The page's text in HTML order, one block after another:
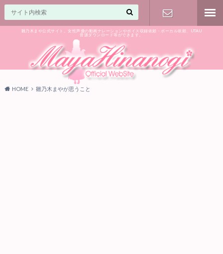
雛乃木まや公式サイト。女性声優の動画ナレーションやボイス収録依頼・ボーカル依頼、UTAU
音源ダウンロード等ができます。
気軽に♪
HOME 雛乃木まやが思うこと